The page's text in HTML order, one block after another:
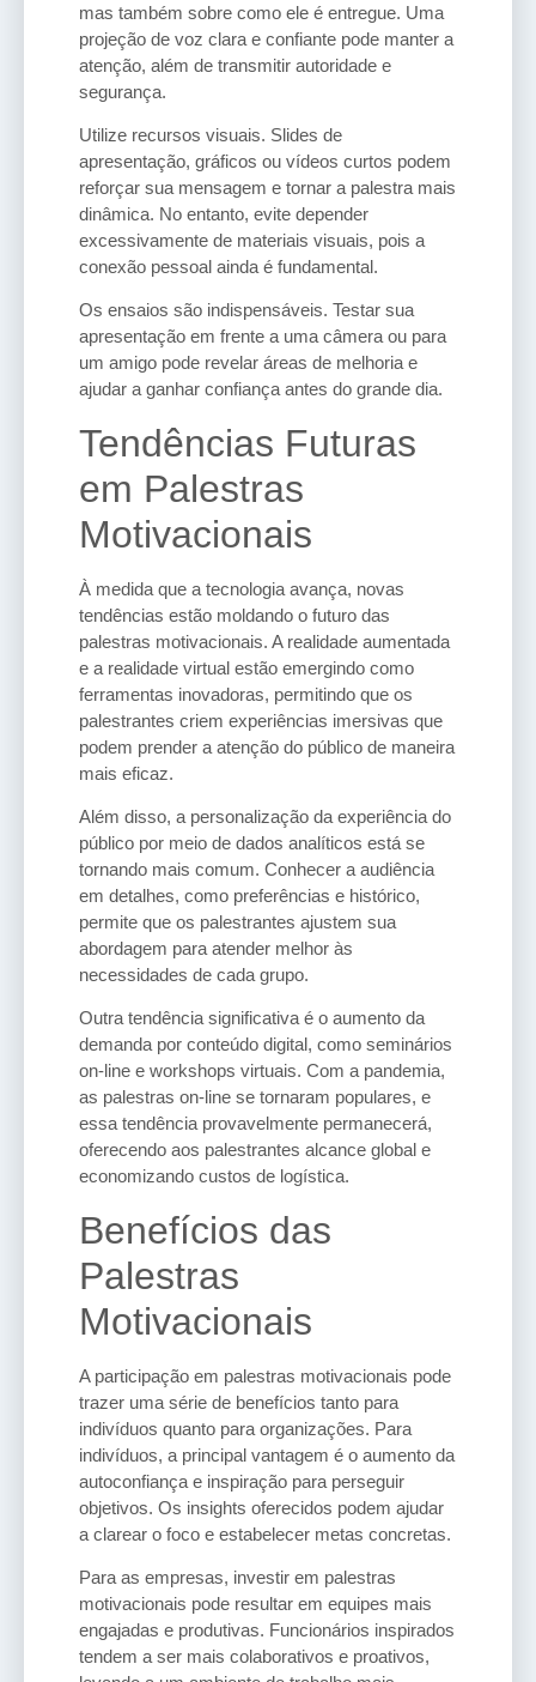
mas também sobre como ele é entregue. Uma
projeção de voz clara e confiante pode manter a
atenção, além de transmitir autoridade e
segurança.
Utilize recursos visuais. Slides de
apresentação, gráficos ou vídeos curtos podem
reforçar sua mensagem e tornar a palestra mais
dinâmica. No entanto, evite depender
excessivamente de materiais visuais, pois a
conexão pessoal ainda é fundamental.
Os ensaios são indispensáveis. Testar sua
apresentação em frente a uma câmera ou para
um amigo pode revelar áreas de melhoria e
ajudar a ganhar confiança antes do grande dia.
Tendências Futuras
em Palestras
Motivacionais
À medida que a tecnologia avança, novas
tendências estão moldando o futuro das
palestras motivacionais. A realidade aumentada
e a realidade virtual estão emergindo como
ferramentas inovadoras, permitindo que os
palestrantes criem experiências imersivas que
podem prender a atenção do público de maneira
mais eficaz.
Além disso, a personalização da experiência do
público por meio de dados analíticos está se
tornando mais comum. Conhecer a audiência
em detalhes, como preferências e histórico,
permite que os palestrantes ajustem sua
abordagem para atender melhor às
necessidades de cada grupo.
Outra tendência significativa é o aumento da
demanda por conteúdo digital, como seminários
on-line e workshops virtuais. Com a pandemia,
as palestras on-line se tornaram populares, e
essa tendência provavelmente permanecerá,
oferecendo aos palestrantes alcance global e
economizando custos de logística.
Benefícios das
Palestras
Motivacionais
A participação em palestras motivacionais pode
trazer uma série de benefícios tanto para
indivíduos quanto para organizações. Para
indivíduos, a principal vantagem é o aumento da
autoconfiança e inspiração para perseguir
objetivos. Os insights oferecidos podem ajudar
a clarear o foco e estabelecer metas concretas.
Para as empresas, investir em palestras
motivacionais pode resultar em equipes mais
engajadas e produtivas. Funcionários inspirados
tendem a ser mais colaborativos e proativos,